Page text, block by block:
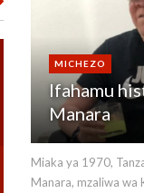
MICHEZO
Ifahamu
Manara
Miaka ya 1970,
Manara, mzaliwa wa